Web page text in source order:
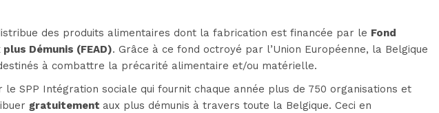
des produits alimentaires dont la fabrication est financée par le Fond
plus Démunis (FEAD). Grâce à ce fond octroyé par l’Union Européenne, la Belgique
à combattre la précarité alimentaire et/ou matérielle.
SPP Intégration sociale qui fournit chaque année plus de 750 organisations et
gratuitement aux plus démunis à travers toute la Belgique. Ceci en